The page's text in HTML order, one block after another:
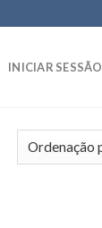
INICIAR SESSÃO